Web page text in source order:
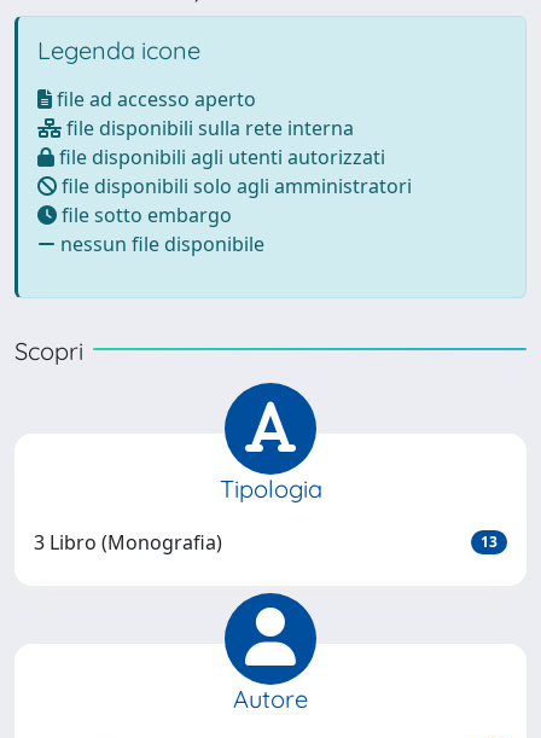
Legenda icone
file ad accesso aperto
file disponibili sulla rete interna
file disponibili agli utenti autorizzati
file disponibili solo agli amministratori
file sotto embargo
nessun file disponibile
Scopri
Tipologia
3 Libro (Monografia) 13
Autore